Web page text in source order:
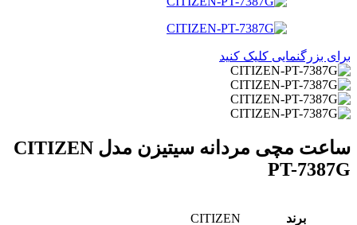
برای بزرگنمایی کلیک کنید
ساعت مچی مردانه سیتیزن مدل CITIZEN
PT-7387G
برند CITIZEN